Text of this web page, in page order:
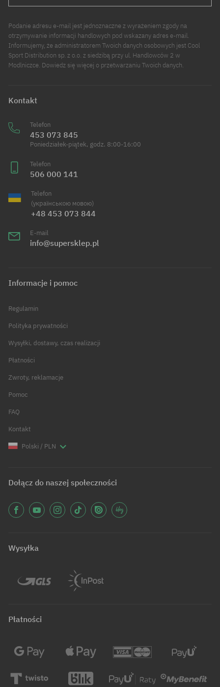
Podanie adresu e-mail jest jednoznaczne z wyrażeniem zgody na
otrzymywanie informacji handlowych pod wskazany adres e-mail.
Informujemy, że administratorem Twoich danych osobowych jest Cool
Sport Distribution sp. z o.o. z siedzibą przy ul. Handlowców 2 w
Modlniczce. Dowiedz się więcej o przetwarzaniu Twoich danych.
Kontakt
Telefon
453 073 845
Poniedziałek-piątek, godz. 8:00-16:00
Telefon
506 000 141
Telefon
(українською мовою)
+48 453 073 844
E-mail
info@supersklep.pl
Informacje i pomoc
Regulamin
Polityka prywatności
Wysyłki, dostawy, czas realizacji
Płatności
Zwroty, reklamacje
Pomoc
FAQ
Kontakt
Polski / PLN
Dołącz do naszej społeczności
Wysyłka
Płatności